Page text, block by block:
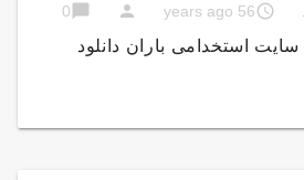
access_time
56 years ago
person
chat_bubble
0